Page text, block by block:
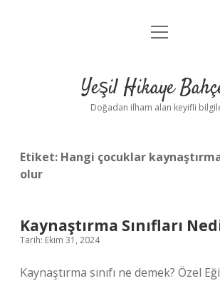
Anasayfa
Yasal Uyarı
menüyü
Yeşil Hikaye
Doğadan ilham alan keyifli
Etiket: Hangi çocuklar
olur
Kaynaştırma Sınıfları
Tarih: Ekim 31, 2024
Kaynaştırma sınıfı ne demek? Özel